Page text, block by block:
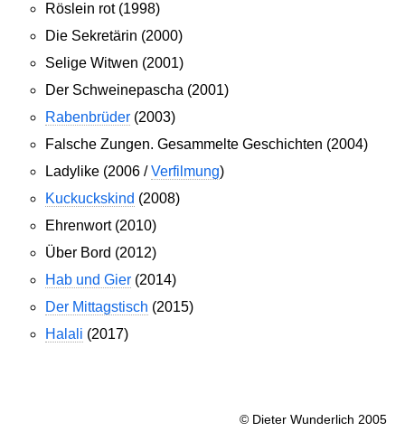
Röslein rot (1998)
Die Sekretärin (2000)
Selige Witwen (2001)
Der Schweinepascha (2001)
Rabenbrüder (2003)
Falsche Zungen. Gesammelte Geschichten (2004)
Ladylike (2006 /Verfilmung)
Kuckuckskind (2008)
Ehrenwort (2010)
Über Bord (2012)
Hab und Gier (2014)
Der Mittagstisch (2015)
Halali (2017)
© Dieter Wunderlich 2005